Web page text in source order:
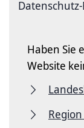
Haben Sie
Website